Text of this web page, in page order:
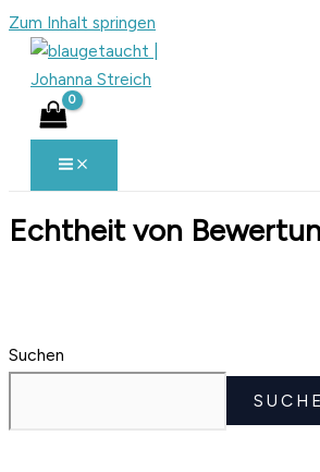
Zum Inhalt springen
Suchen
Echtheit von